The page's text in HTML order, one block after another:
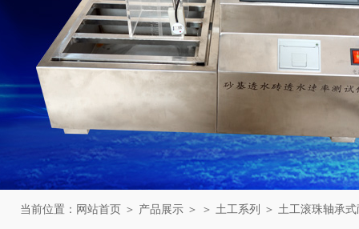
当前位置： 网站首页 ＞ 产品展示 ＞ ＞ 土工系列 ＞ 土工滚珠轴承